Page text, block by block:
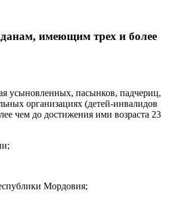
имеющим трех и более
усыновленных, пасынков, падчериц,
организациях (детей-инвалидов
чем до достижения ими возраста 23
Мордовия;